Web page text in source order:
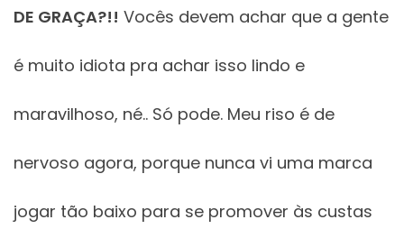
DE GRAÇA?!! Vocês devem achar que a gente
é muito idiota pra achar isso lindo e
maravilhoso, né.. Só pode. Meu riso é de
nervoso agora, porque nunca vi uma marca
jogar tão baixo para se promover às custas